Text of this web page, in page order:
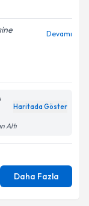
Devamı
Haritada Göster
Altı
Daha Fazla